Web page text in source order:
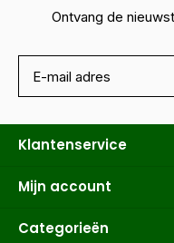
Ontvang de
Klantenservice
Mijn account
Categorieën